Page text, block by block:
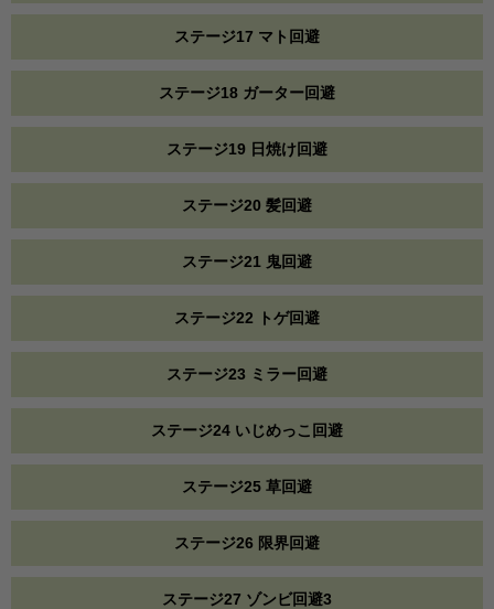
ステージ17 マト回避
ステージ18 ガーター回避
ステージ19 日焼け回避
ステージ20 髪回避
ステージ21 鬼回避
ステージ22 トゲ回避
ステージ23 ミラー回避
ステージ24 いじめっこ回避
ステージ25 草回避
ステージ26 限界回避
ステージ27 ゾンビ回避3